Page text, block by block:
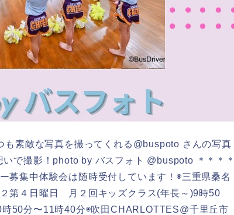
素敵な写真を撮ってくれる@buspoto さんの写真
で撮影！photo by バスフォト @buspoto ＊＊＊＊
募集中体験会は随時受付しています！◉三重県桑名
第４日曜日 月２回キッズクラス(年長～)9時50
50分〜11時40分◉吹田CHARLOTTES@千里丘市